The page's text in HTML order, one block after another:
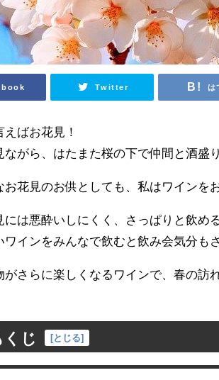
Twitter は
えばお花見！
ながら、はたまた桜の下で仲間と酒盛
お花見のお供としても、私はワインを
には悪酔いしにくく、さっぱりと飲め
ワインをみんなで飲むと飲み会気分も
がさらに楽しくなるワインで、春の訪
くじ [とじる]